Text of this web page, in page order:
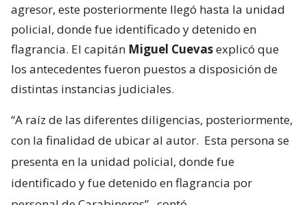
agresor, este posteriormente llegó hasta la unidad
policial, donde fue identificado y detenido en
flagrancia. El capitán Miguel Cuevasexplicó que
los antecedentes fueron puestos a disposición de
distintas instancias judiciales.
“A raíz de las diferentes diligencias, posteriormente,
con la finalidad de ubicar al autor. Esta persona se
presenta en la unidad policial, donde fue
identificado y fue detenido en flagrancia por